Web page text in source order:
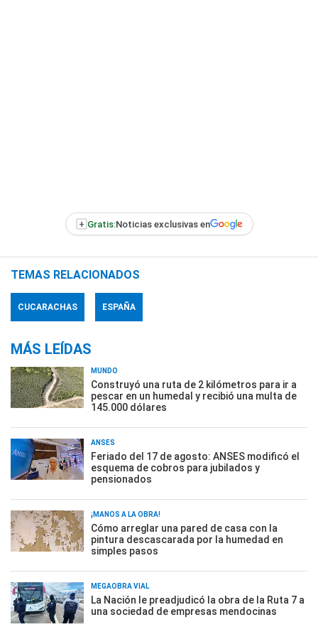
+ Gratis:Noticias exclusivas en
TEMAS RELACIONADOS
CUCARACHAS ESPAÑA
MÁS LEÍDAS
MUNDO
Construyó una ruta de 2 kilómetros para ir a
pescar en un humedal y recibió una multa de
145.000 dólares
ANSES
Feriado del 17 de agosto: ANSES modificó el
esquema de cobros para jubilados y
pensionados
¡MANOS A LA OBRA!
Cómo arreglar una pared de casa con la
pintura descascarada por la humedad en
simples pasos
MEGAOBRA VIAL
La Nación le preadjudicó la obra de la Ruta 7 a
una sociedad de empresas mendocinas